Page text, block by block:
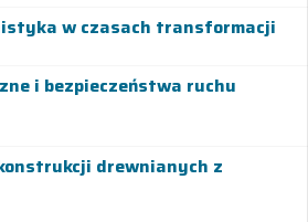
w czasach transformacji
i bezpieczeństwa ruchu
drewnianych z